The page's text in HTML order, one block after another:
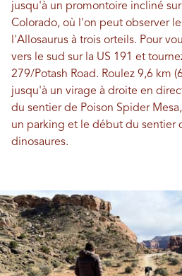
jusqu'à un promontoire incliné
Colorado, où l'on peut observer
l'Allosaurus à trois orteils. Pour
vers le sud sur la US 191 et
279/Potash Road. Roulez 9,6 km
jusqu'à un virage à droite en
du sentier de Poison Spider
un parking et le début du sentier
dinosaures.